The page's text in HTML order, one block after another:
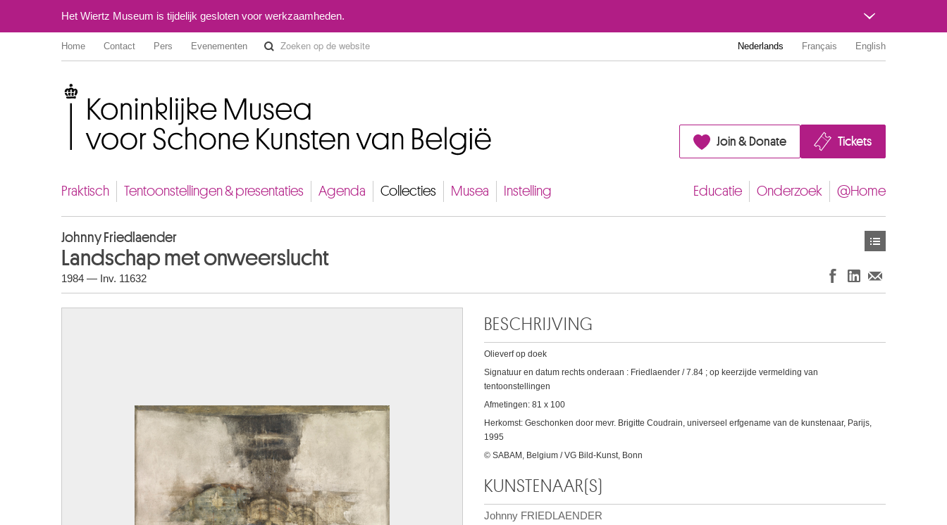
Het Wiertz Museum is tijdelijk gesloten voor werkzaamheden.
Home Contact Pers Evenementen Nederlands Français English
Join & Donate Tickets
Praktisch Tentoonstellingen & presentaties Agenda Collecties Musea Instelling Educatie Onderzoek @Home
Johnny Friedlaender
Landschap met onweerslucht
1984 — Inv. 11632
BESCHRIJVING
Olieverf op doek
Signatuur en datum rechts onderaan : Friedlaender / 7.84 ; op keerzijde vermelding van
tentoonstellingen
Afmetingen: 81 x 100
Herkomst: Geschonken door mevr. Brigitte Coudrain, universeel erfgename van de kunstenaar, Parijs,
1995
© SABAM, Belgium / VG Bild-Kunst, Bonn
KUNSTENAAR(S)
Johnny FRIEDLAENDER